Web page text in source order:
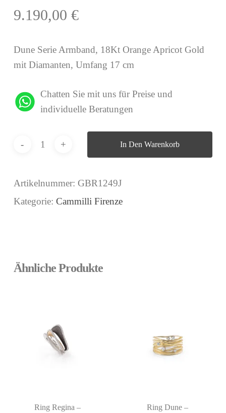
9.190,00 €
Dune Serie Armband, 18Kt Orange Apricot Gold
mit Diamanten, Umfang 17 cm
Chatten Sie mit uns für Preise und
individuelle Beratungen
In Den Warenkorb
Artikelnummer: GBR1249J
Kategorie: Cammilli Firenze
Ähnliche Produkte
Ring Regina –
Ring Dune –